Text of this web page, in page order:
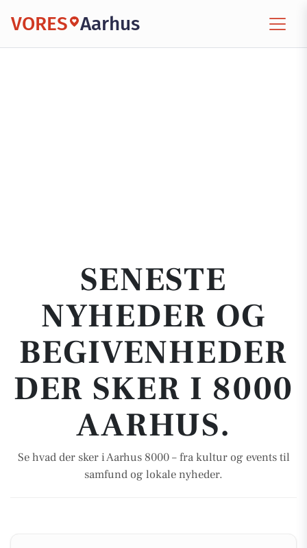
VORES Aarhus
SENESTE
NYHEDER OG
BEGIVENHEDER
DER SKER I 8000
AARHUS.
Se hvad der sker i Aarhus 8000 – fra kultur og events til
samfund og lokale nyheder.